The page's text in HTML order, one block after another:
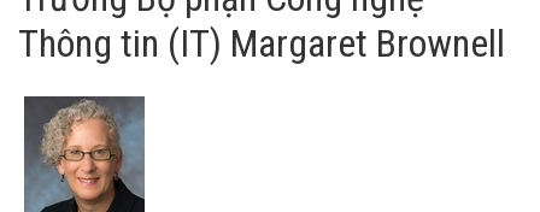
Thông tin (IT) Margaret Brownell